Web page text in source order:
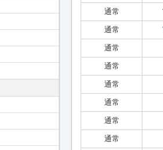
通常
通常
通常
通常
通常
通常
通常
通常